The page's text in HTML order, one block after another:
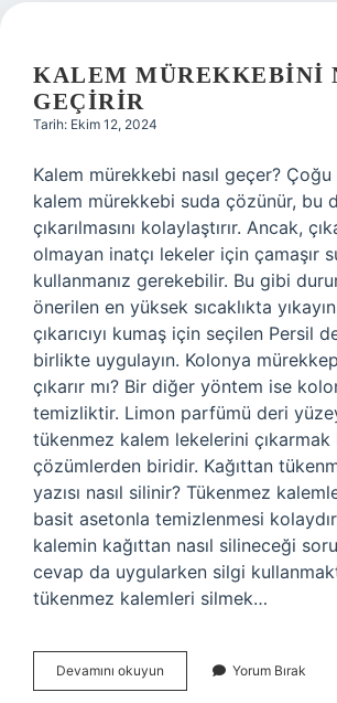
KALEM MÜREKKEBINI
GEÇIRIR
Tarih: Ekim 12, 2024
Kalem mürekkebi nasıl geçer?
kalem mürekkebi suda çözünür, bu
çıkarılmasını kolaylaştırır. Ancak,
olmayan inatçı lekeler için çamaşır
kullanmanız gerekebilir. Bu gibi
önerilen en yüksek sıcaklıkta
çıkarıcıyı kumaş için seçilen Persil
birlikte uygulayın. Kolonya
çıkarır mı? Bir diğer yöntem ise
temizliktir. Limon parfümü deri
tükenmez kalem lekelerini
çözümlerden biridir. Kağıttan
yazısı nasıl silinir? Tükenmez
basit asetonla temizlenmesi
kalemin kağıttan nasıl silineceği
cevap da uygularken silgi
tükenmez kalemleri silmek…
Devamını okuyun
Mürekkebini
Yorum Bırak